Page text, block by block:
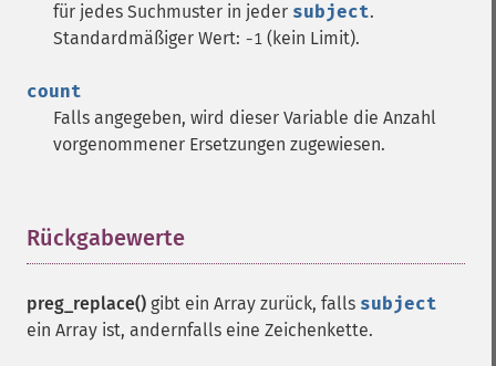
für jedes Suchmuster in jeder subject.
Standardmäßiger Wert: -1 (kein Limit).
count
Falls angegeben, wird dieser Variable die Anzahl
vorgenommener Ersetzungen zugewiesen.
Rückgabewerte
preg_replace() gibt ein Array zurück, falls subject
ein Array ist, andernfalls eine Zeichenkette.